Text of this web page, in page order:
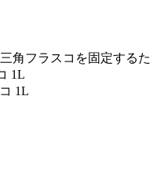
角フラスコを固定するた
1L
1L